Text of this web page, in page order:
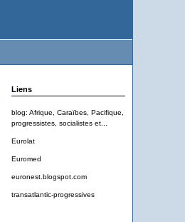
Liens
blog: Afrique, Caraïbes, Pacifique,
progressistes, socialistes et...
Eurolat
Euromed
euronest.blogspot.com
transatlantic-progressives